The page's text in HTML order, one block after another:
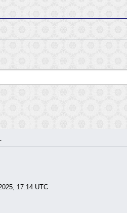
17:14 UTC